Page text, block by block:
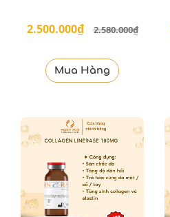
2.500.000₫ 2.580.000₫
Mua Hàng